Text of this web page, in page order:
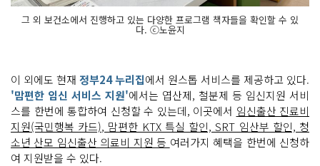
그 외 보건소에서 진행하고 있는 다양한 프로그램 책자들을 확인할 수 있
다. ⓒ노윤지
이 외에도 현재 정부24 누리집에서 원스톱 서비스를 제공하고 있다.
'맘편한 임신 서비스 지원'에서는 엽산제, 철분제 등 임신지원 서비
스를 한번에 통합하여 신청할 수 있는데, 이곳에서 임신출산 진료비
지원(국민행복 카드), 맘편한 KTX 특실 할인, SRT 임산부 할인, 청
소년 산모 임신출산 의료비 지원 등 여러가지 혜택을 한번에 신청하
여 지원받을 수 있다.